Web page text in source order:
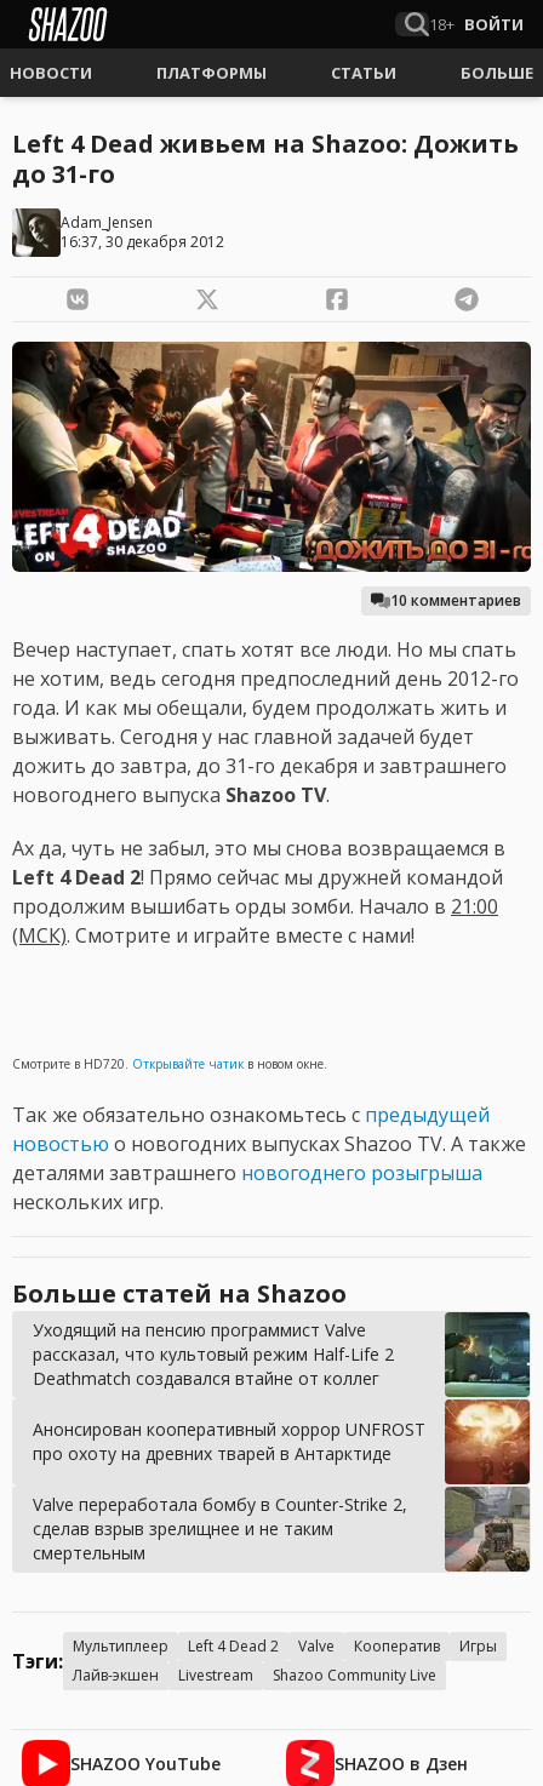
18+ ВОЙТИ
НОВОСТИ ПЛАТФОРМЫ СТАТЬИ БОЛЬШЕ
Left 4 Dead живьем на Shazoo: Дожить
до 31-го
Adam_Jensen
16:37, 30 декабря 2012
10 комментариев
Вечер наступает, спать хотят все люди. Но мы спать
не хотим, ведь сегодня предпоследний день 2012-го
года. И как мы обещали, будем продолжать жить и
выживать. Сегодня у нас главной задачей будет
дожить до завтра, до 31-го декабря и завтрашнего
новогоднего выпуска Shazoo TV.
Ах да, чуть не забыл, это мы снова возвращаемся в
Left 4 Dead 2! Прямо сейчас мы дружней командой
продолжим вышибать орды зомби. Начало в 21:00
(МСК). Смотрите и играйте вместе с нами!
Смотрите в HD720. Открывайте чатик в новом окне.
Так же обязательно ознакомьтесь с предыдущей
новостью о новогодних выпусках Shazoo TV. А также
деталями завтрашнего новогоднего розыгрыша
нескольких игр.
Больше статей на Shazoo
Уходящий на пенсию программист Valve
рассказал, что культовый режим Half-Life 2
Deathmatch создавался втайне от коллег
Анонсирован кооперативный хоррор UNFROST
про охоту на древних тварей в Антарктиде
Valve переработала бомбу в Counter-Strike 2,
сделав взрыв зрелищнее и не таким
смертельным
Тэги:
Мультиплеер Left 4 Dead 2 Valve Кооператив
Игры
Лайв-экшен
Livestream Shazoo Community Live
SHAZOO YouTube SHAZOO в Дзен